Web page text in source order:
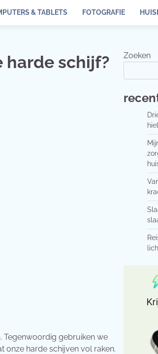
& TABLETS FOTOGRAFIE
harde schijf?
Tegenwoordig gebruiken we
harde schijven vol raken.
Zoeken